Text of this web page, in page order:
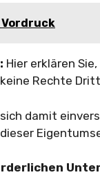
Hier erklären
Rechte
damit